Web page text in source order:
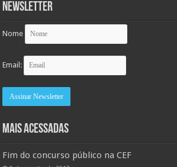
Newsletter
Nome
Email:
MAIS ACESSADAS
Fim do concurso público na CEF